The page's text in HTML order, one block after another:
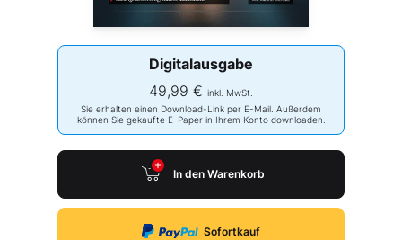
Digitalausgabe
49,99 € inkl. MwSt.
Sie erhalten einen Download-Link per E-Mail. Außerdem
können Sie gekaufte E-Paper in Ihrem Konto downloaden.
In den Warenkorb
Sofortkauf